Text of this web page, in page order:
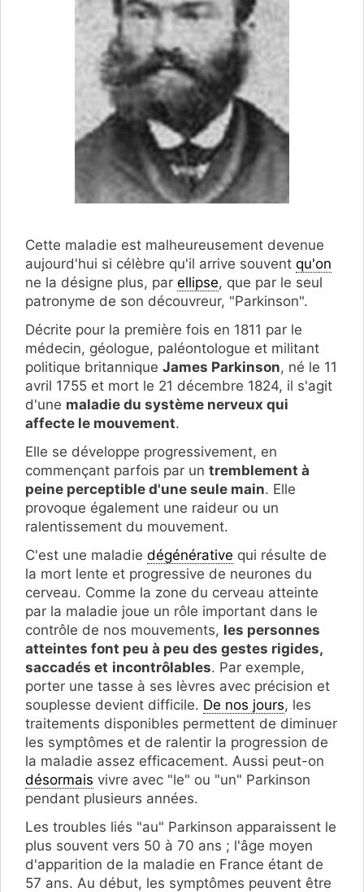
Cette maladie est malheureusement devenue
aujourd'hui si célèbre qu'il arrive souvent qu'on
ne la désigne plus, par ellipse, que par le seul
patronyme de son découvreur, "Parkinson".
Décrite pour la première fois en 1811 par le
médecin, géologue, paléontologue et militant
politique britannique James Parkinson, né le 11
avril 1755 et mort le 21 décembre 1824, il s'agit
d'une maladie du système nerveux qui
affecte le mouvement.
Elle se développe progressivement, en
commençant parfois par un tremblement à
peine perceptible d'une seule main. Elle
provoque également une raideur ou un
ralentissement du mouvement.
C'est une maladie dégénérative qui résulte de
la mort lente et progressive de neurones du
cerveau. Comme la zone du cerveau atteinte
par la maladie joue un rôle important dans le
contrôle de nos mouvements, les personnes
atteintes font peu à peu des gestes rigides,
saccadés et incontrôlables. Par exemple,
porter une tasse à ses lèvres avec précision et
souplesse devient difficile. De nos jours, les
traitements disponibles permettent de diminuer
les symptômes et de ralentir la progression de
la maladie assez efficacement. Aussi peut-on
désormais vivre avec "le" ou "un" Parkinson
pendant plusieurs années.
Les troubles liés "au" Parkinson apparaissent le
plus souvent vers 50 à 70 ans ; l'âge moyen
d'apparition de la maladie en France étant de
57 ans. Au début, les symptômes peuvent être